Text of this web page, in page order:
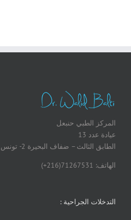
المركز الطبي حنبعل
عيادة عدد 13
الطابق الثالث – ضفاف البحيرة 2- تونس 1053
الهاتف: 71267531(216+)
التدخلات الجراحية :